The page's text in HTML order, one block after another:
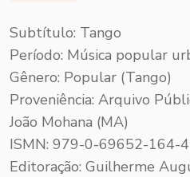
Subtítulo: Tango
Período: Música popular
Gênero: Popular (Tango)
Proveniência: Arquivo
João Mohana (MA)
ISMN: 979-0-69652-164-4
Editoração: Guilherme